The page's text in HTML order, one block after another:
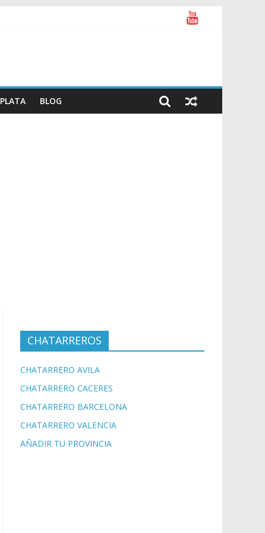
PLATA BLOG
CHATARREROS
CHATARRERO AVILA
CHATARRERO CACERES
CHATARRERO BARCELONA
CHATARRERO VALENCIA
AÑADIR TU PROVINCIA